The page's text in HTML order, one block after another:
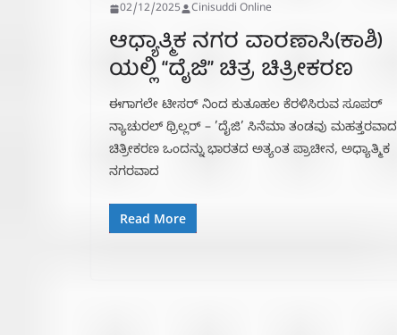
02/12/2025 Cinisuddi Online
ಆಧ್ಯಾತ್ಮಿಕ ನಗರ ವಾರಣಾಸಿ(ಕಾಶಿ)
ಯಲ್ಲಿ “ದೈಜಿ” ಚಿತ್ರ ಚಿತ್ರೀಕರಣ
ಈಗಾಗಲೇ ಟೀಸರ್ ನಿಂದ ಕುತೂಹಲ ಕೆರಳಿಸಿರುವ ಸೂಪರ್
ನ್ಯಾಚುರಲ್ ಥ್ರಿಲ್ಲರ್ – ’ದೈಜಿ’ ಸಿನೆಮಾ ತಂಡವು ಮಹತ್ತರವಾದ
ಚಿತ್ರೀಕರಣ ಒಂದನ್ನು ಭಾರತದ ಅತ್ಯಂತ ಪ್ರಾಚೀನ, ಅಧ್ಯಾತ್ಮಿಕ
ನಗರವಾದ
Read More